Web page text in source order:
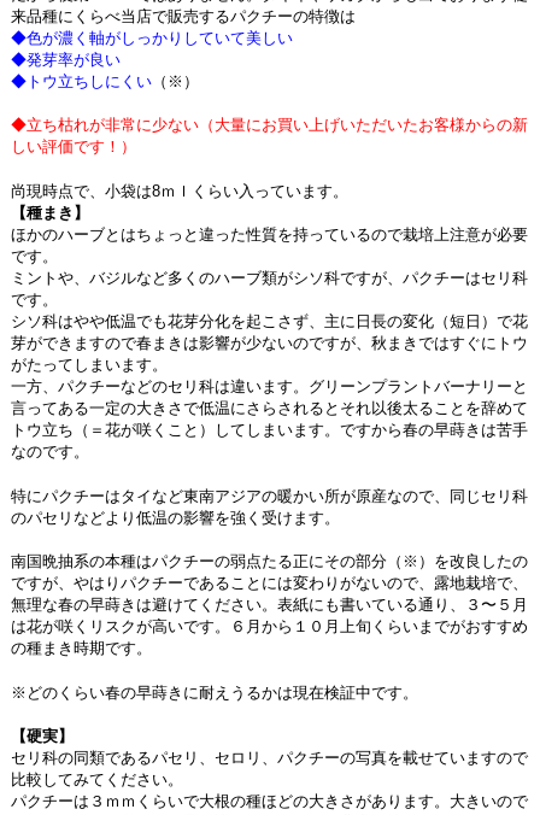
来品種にくらべ当店で販売するパクチーの特徴は
◆色が濃く軸がしっかりしていて美しい
◆発芽率が良い
◆トウ立ちしにくい （※）
◆立ち枯れが非常に少ない（大量にお買い上げいただいたお客様からの新
しい評価です！）
尚現時点で、小袋は8ｍｌくらい入っています。
【種まき】
ほかのハーブとはちょっと違った性質を持っているので栽培上注意が必要
です。
ミントや、バジルなど多くのハーブ類がシソ科ですが、パクチーはセリ科
です。
シソ科はやや低温でも花芽分化を起こさず、主に日長の変化（短日）で花
芽ができますので春まきは影響が少ないのですが、秋まきではすぐにトウ
がたってしまいます。
一方、パクチーなどのセリ科は違います。グリーンプラントバーナリーと
言ってある一定の大きさで低温にさらされるとそれ以後太ることを辞めて
トウ立ち（＝花が咲くこと）してしまいます。ですから春の早蒔きは苦手
なのです。
特にパクチーはタイなど東南アジアの暖かい所が原産なので、同じセリ科
のパセリなどより低温の影響を強く受けます。
南国晩抽系の本種はパクチーの弱点たる正にその部分（※）を改良したの
ですが、やはりパクチーであることには変わりがないので、露地栽培で、
無理な春の早蒔きは避けてください。表紙にも書いている通り、３〜５月
は花が咲くリスクが高いです。６月から１０月上旬くらいまでがおすすめ
の種まき時期です。
※どのくらい春の早蒔きに耐えうるかは現在検証中です。
【硬実】
セリ科の同類であるパセリ、セロリ、パクチーの写真を載せていますので
比較してみてください。
パクチーは３ｍｍくらいで大根の種ほどの大きさがあります。大きいので